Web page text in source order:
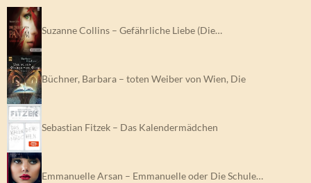
Suzanne Collins – Gefährliche Liebe (Die…
Büchner, Barbara – toten Weiber von Wien, Die
Sebastian Fitzek – Das Kalendermädchen
Emmanuelle Arsan – Emmanuelle oder Die Schule…